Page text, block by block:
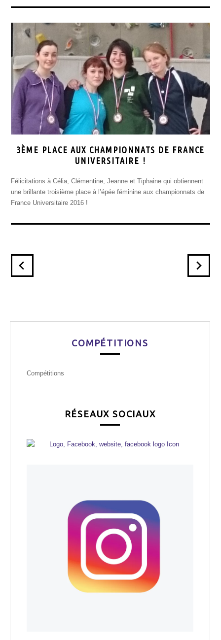
3ÈME PLACE AUX CHAMPIONNATS DE FRANCE
UNIVERSITAIRE !
Félicitations à Célia, Clémentine, Jeanne et Tiphaine qui obtiennent
une brillante troisième place à l’épée féminine aux championnats de
France Universitaire 2016 !
COMPÉTITIONS
Compétitions
RÉSEAUX SOCIAUX